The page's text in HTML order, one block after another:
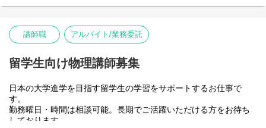
今回の募集では、美術大学出身でなくても大歓迎です！ 専門的な
目標達成まで併走できる方を求めています。
* 学生のレベル（N2〜N4等）に応じたJLPT・EJUの指導経験やノ
ウハウがある方
「美術の知識がないから不安…」「実技の教え方はわからない」
という方でも心配いりません。 個別の学習ニーズに応えながら、
留学生の夢を一番近くで応援できるやりがいのあるお仕事です。
ぜひお気軽にご応募ください！
講師職 アルバイト/業務委託
留学生向け物理講師募集
日本の大学進学を目指す留学生の学習をサポートするお仕事で
す。
勤務曜日・時間は相談可能。長期でご活躍いただける方をお待ち
しております。